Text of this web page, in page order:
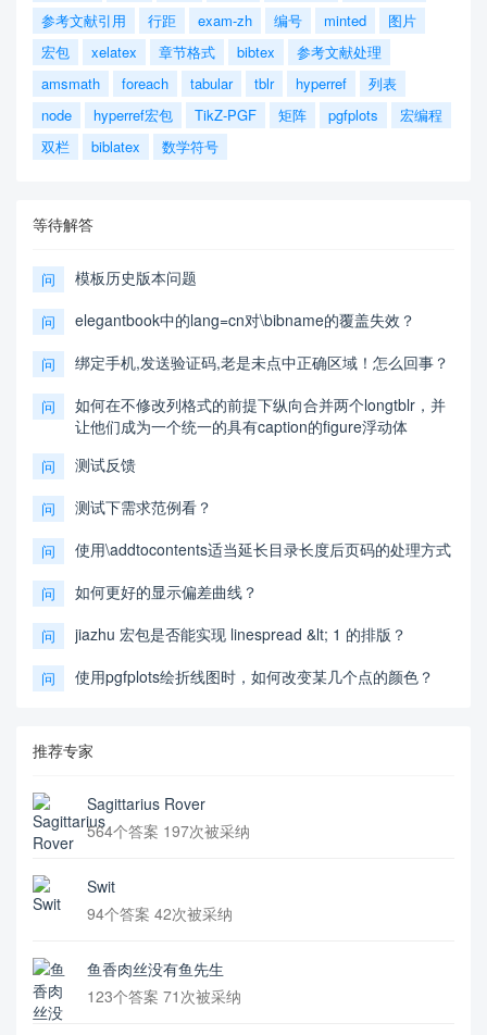
参考文献引用
行距 exam-zh 编号 minted
图片
宏包
xelatex 章节格式 bibtex
参考文献处理
amsmath
foreach tabular tblr hyperref
列表
node
hyperref宏包 TikZ-PGF 矩阵 pgfplots
宏编程
双栏
biblatex 数学符号
等待解答
问 模板历史版本问题
问 elegantbook中的lang=cn对\bibname的覆盖失效？
问 绑定手机,发送验证码,老是未点中正确区域！怎么回事？
问
如何在不修改列格式的前提下纵向合并两个longtblr，并
让他们成为一个统一的具有caption的figure浮动体
问 测试反馈
问 测试下需求范例看？
问 使用\addtocontents适当延长目录长度后页码的处理方式
问 如何更好的显示偏差曲线？
问 jiazhu 宏包是否能实现 linespread &lt; 1 的排版？
问 使用pgfplots绘折线图时，如何改变某几个点的颜色？
推荐专家
Sagittarius Rover
564个答案 197次被采纳
Swit
94个答案 42次被采纳
鱼香肉丝没有鱼先生
123个答案 71次被采纳